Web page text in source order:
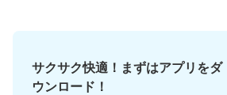
サクサク快適！まずはアプリをダ
ウンロード！